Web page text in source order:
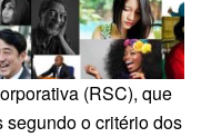
(RSC), que
o critério dos